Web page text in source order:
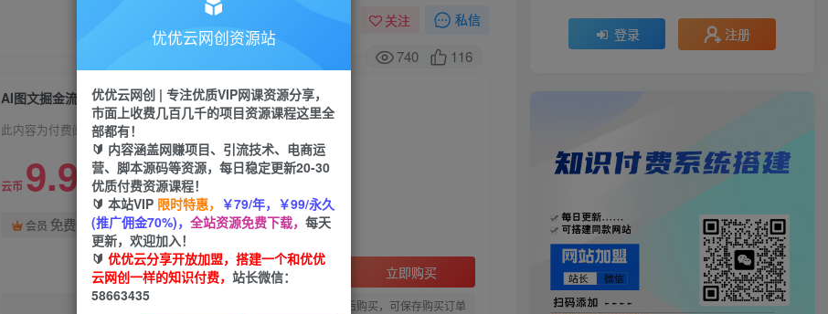
关注 私信
740 116
AI图文掘金流量分成项目，持续收益操作
此内容为付费阅读，请付费后查看
云币 9.9 云币99
会员 免费
立即购买
您当前未登录！建议登陆后购买，可保存购买订单
登录 注册
优优云网创资源站
优优云网创 | 专注优质VIP网课资源分享，
市面上收费几百几千的项目资源课程这里全
部都有！
🔰 内容涵盖网赚项目、引流技术、电商运
营、脚本源码等资源，每日稳定更新20-30
优质付费资源课程！
🔰 本站VIP 限时特惠， ￥79/年，￥99/永久
(推广佣金70%)， 全站资源免费下载， 每天
更新，欢迎加入！
🔰 优优云分享开放加盟，搭建一个和优优
云网创一样的知识付费， 站长微信：
58663435